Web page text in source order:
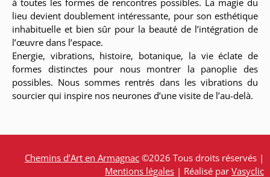
lieu devient doublement intéressante, pour son esthétique
inhabituelle et bien sûr pour la beauté de l’intégration de
l’œuvre dans l’espace.
Energie, vibrations, histoire, botanique, la vie éclate de
formes distinctes pour nous montrer la panoplie des
possibles. Nous sommes rentrés dans les vibrations du
sourcier qui inspire nos neurones d’une visite de l’au-delà.
Chemins d’Art en Armagnac ©2026 Tous droits réservés |
Mentions légales | Réalisé par Vasyclic